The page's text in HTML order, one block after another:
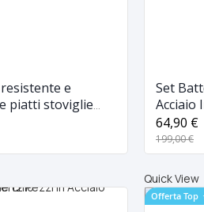
e
piatti stoviglie
Set
Acciaio
64,90 €
199,00 €
Quick View
Offerta Top